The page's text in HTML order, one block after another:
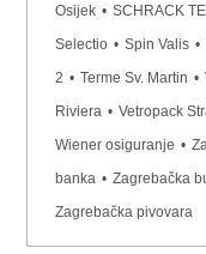
Osijek • SCHRACK
Selectio • Spin Valis •
2 • Terme Sv. Martin •
Riviera • Vetropack
Wiener osiguranje •
banka • Zagrebačka
Zagrebačka pivovara